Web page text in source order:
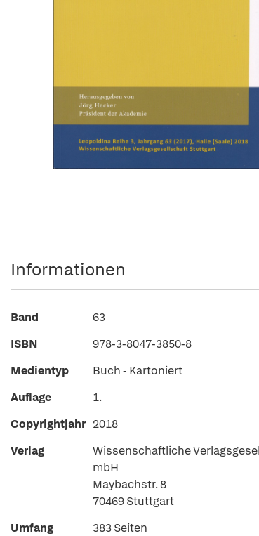
Informationen
Band
63
ISBN
978-3-8047-3850-8
Medientyp
Buch - Kartoniert
Auflage
1.
Copyrightjahr 2018
Verlag
Wissenschaftliche
mbH
Maybachstr. 8
70469 Stuttgart
Umfang
383 Seiten